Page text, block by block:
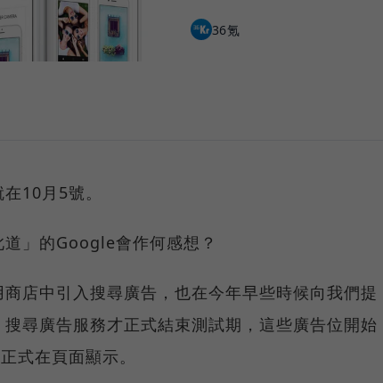
36氪
10月5號。
」的Google會作何感想？
店中引入搜尋廣告，也在今年早些時候向我們提
尋廣告服務才正式結束測試期，這些廣告位開始
式在頁面顯示。